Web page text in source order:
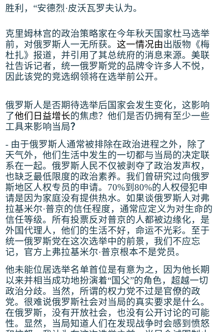
胜利， “安德烈·皮沃瓦罗夫认为。
克里姆林宫的政治策略家在今年秋天国家杜马选举
前，对俄罗斯人一无所获。 这一情况由出版物《梅
杜扎》报道，并引用了其总统府的消息来源。美联
社告诉记者，统一俄罗斯党的品牌令许多人不悦，
因此该党的竞选纲领将在选举前公开。
俄罗斯人是否期待选举后国家会发生变化，这影响
了他们日益增长的焦虑？他们是否仍拥有至少一些
工具来影响当局？
- 由于俄罗斯人通常被排除在政治进程之外，除了
天气外，他们生活中发生的一切都与当局的决定联
系在一起。俄罗斯人民不仅被剥夺了政治发声权，
也缺乏最低限度的政治素养。我们曾研究过向俄罗
斯地区人权专员的申请。 70%到 80%的人权侵犯申
请是因为家庭没有提供热水。如果谈俄罗斯人对弗
拉基米尔·普京的信任程度，通常应定义为对生命的
信任等级。所有投票反对普京的人都被边缘化，是
外国代理人，他们的生活不好，命运不光彩。至于
统一俄罗斯党在这次选举中的前景，我们不应忘
记，官方上弗拉基米尔·普京根本不是党员。
他未能位居选举名单首位是有意为之，因为他长期
以来并相当成功地扮演着“国父”的角色，超越一切
政治分歧。当然，所谓的权力党不过是官僚的政
党。很难说俄罗斯社会对当局的真实要求是什么。
在俄罗斯，没有开放社会，也没有公开讨论的可能
性。显然，当局知道人们在发现战争时会感到愤怒